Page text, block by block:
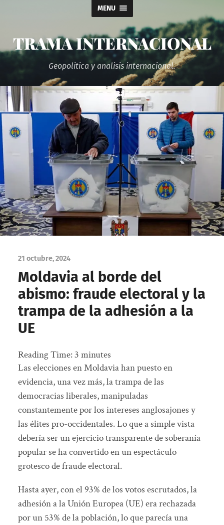
MENU
TRAMA INTERNACIONAL
Geopolitica y analisis internacional.
21 octubre, 2024
Moldavia al borde del
abismo: fraude electoral y la
trampa de la adhesión a la
UE
Reading Time:3 minutes
Las elecciones en Moldavia han puesto en
evidencia, una vez más, la trampa de las
democracias liberales, manipuladas
constantemente por los intereses anglosajones y
las élites pro-occidentales. Lo que a simple vista
debería ser un ejercicio transparente de soberanía
popular se ha convertido en un espectáculo
grotesco de fraude electoral.
Hasta ayer, con el 93% de los votos escrutados, la
adhesión a la Unión Europea (UE) era rechazada
por un 53% de la población, lo que parecía una